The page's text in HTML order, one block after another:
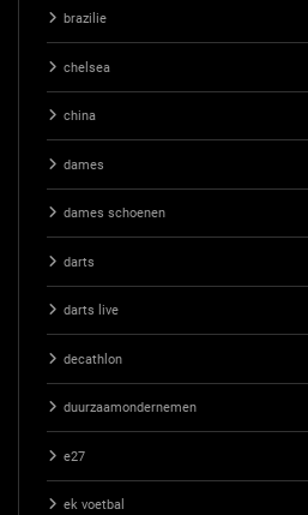
brazilie
chelsea
china
dames
dames schoenen
darts
darts live
decathlon
duurzaamondernemen
e27
ek voetbal